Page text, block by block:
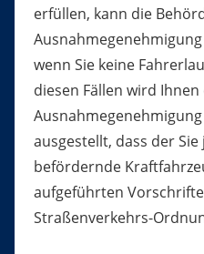
erfüllen, kann die Behör
wenn Sie keine
diesen Fällen wird Ihnen
ausgestellt, dass der Sie
befördernde
aufgeführten
Straßenverkehrs-